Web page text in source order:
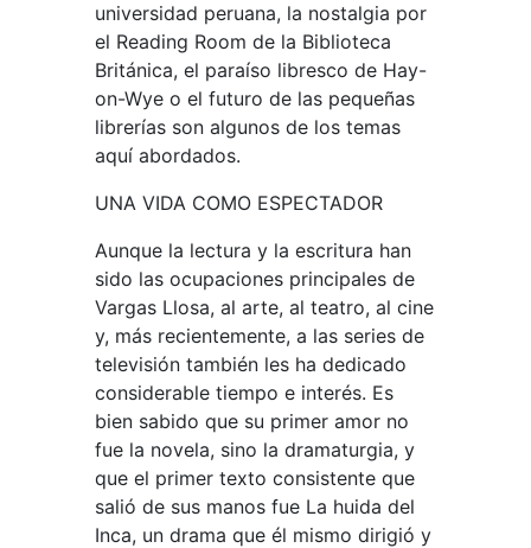
universidad peruana, la nostalgia por
el Reading Room de la Biblioteca
Británica, el paraíso libresco de Hay-
on-Wye o el futuro de las pequeñas
librerías son algunos de los temas
aquí abordados.
UNA VIDA COMO ESPECTADOR
Aunque la lectura y la escritura han
sido las ocupaciones principales de
Vargas Llosa, al arte, al teatro, al cine
y, más recientemente, a las series de
televisión también les ha dedicado
considerable tiempo e interés. Es
bien sabido que su primer amor no
fue la novela, sino la dramaturgia, y
que el primer texto consistente que
salió de sus manos fue La huida del
Inca, un drama que él mismo dirigió y